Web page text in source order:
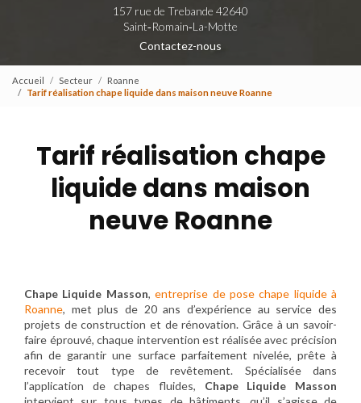
157 rue de Trebande 42640
Saint‑Romain‑La-Motte
Contactez-nous
Accueil Secteur
Roanne
Tarif réalisation chape liquide dans maison neuve Roanne
Tarif réalisation chape
liquide dans maison
neuve Roanne
Chape Liquide Masson,entreprise de pose chape liquide à
Roanne, met plus de 20 ans d’expérience au service des
projets de construction et de rénovation. Grâce à un savoir-
faire éprouvé, chaque intervention est réalisée avec précision
afin de garantir une surface parfaitement nivelée, prête à
recevoir tout type de revêtement. Spécialisée dans
l’application de chapes fluides, Chape Liquide Masson